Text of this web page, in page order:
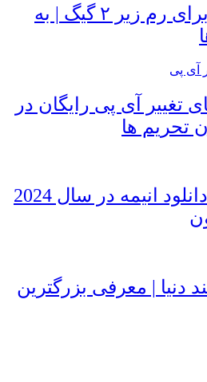
۱۰ بازی پیشنهادی برای رم زیر ۲ گیگ | به
تغییر آی پی رایگان در
بهترین برنامه های دانلود انیمه در سال 2024
دنیا | معرفی بزرگترین